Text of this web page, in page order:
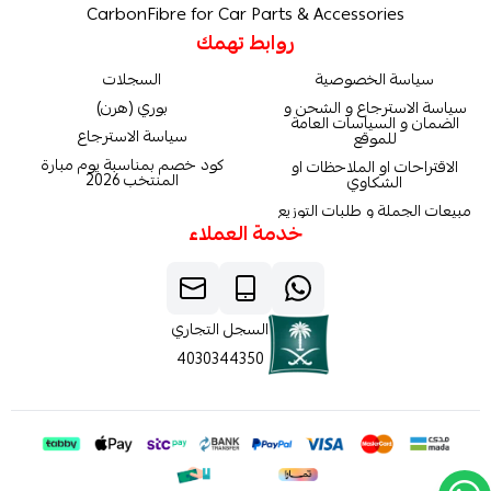
CarbonFibre for Car Parts & Accessories
روابط تهمك
سياسة الخصوصية
سياسة الاسترجاع و الشحن و
الضمان و السياسات العامة
للموقع
الاقتراحات او الملاحظات او
الشكاوي
مبيعات الجملة و طلبات التوزيع
السجلات
بوري (هرن)
سياسة الاسترجاع
كود خصم بمناسبة يوم مبارة
المنتخب 2026
خدمة العملاء
السجل التجاري
4030344350